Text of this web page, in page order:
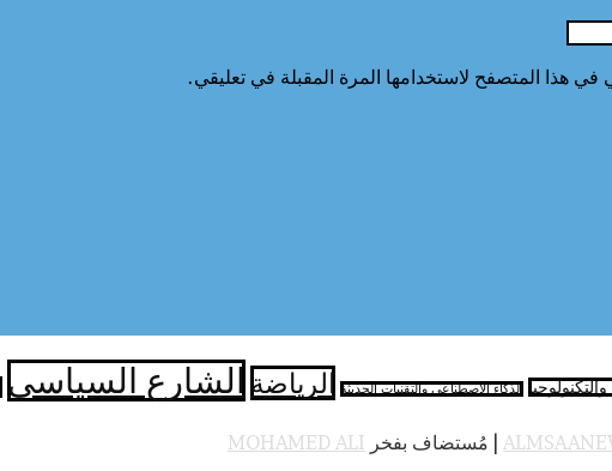
في هذا المتصفح لاستخدامها المرة المقبلة في تعليقي.
الذكاء الاصطناعي والتقنيات الحديثة الرياضة الشارع السياسي
| مُستضاف بفخر MOHAMED ALI